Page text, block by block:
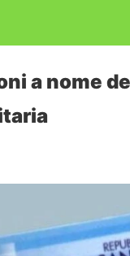
a nome